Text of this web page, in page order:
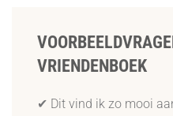
VRIENDENBOEK
✔ Dit vind ik zo mooi